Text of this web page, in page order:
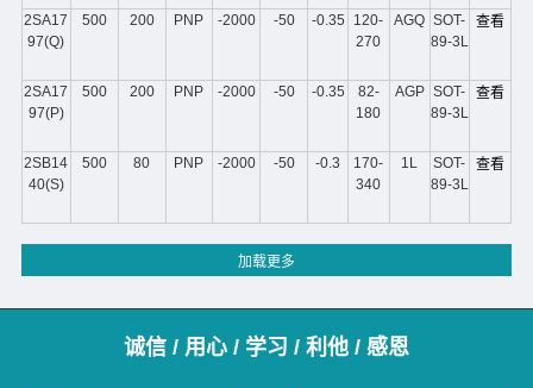
2SA17
97(Q)
500 200 PNP -2000 -50 -0.35
120-
270
AGQ SOT-
89-3L
查看
2SA17
97(P)
500 200 PNP -2000 -50 -0.35
82-
180
AGP SOT-
89-3L
查看
2SB14
40(S)
500 80 PNP -2000 -50 -0.3
170-
340
1L
SOT-
89-3L
查看
诚信 / 用心 / 学习 / 利他 / 感恩